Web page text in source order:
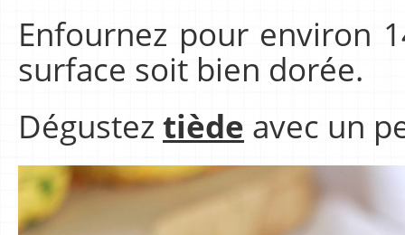
Enfournez pour environ
surface soit bien dorée.
Dégustez tiède avec un